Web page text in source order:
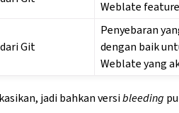
Weblate
Git
Penyebaran
dengan baik
Weblate yang
jadi bahkan versibleeding